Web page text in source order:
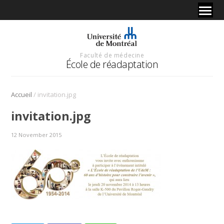
Faculté de médecine
École de réadaptation
Accueil / invitation.jpg
invitation.jpg
12 November 2015